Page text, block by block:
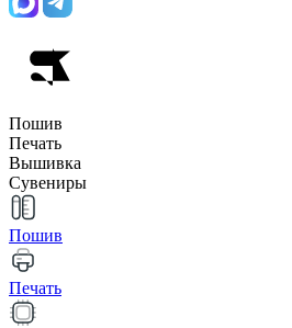
Пошив
Печать
Вышивка
Сувениры
Пошив
Печать